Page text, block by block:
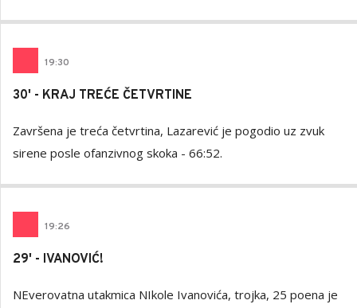
19:30
30' - KRAJ TREĆE ČETVRTINE
Završena je treća četvrtina, Lazarević je pogodio uz zvuk
sirene posle ofanzivnog skoka - 66:52.
19:26
29' - IVANOVIĆ!
NEverovatna utakmica NIkole Ivanovića, trojka, 25 poena je